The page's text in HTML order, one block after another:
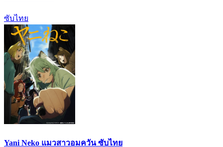
ซับไทย
Yani Neko แมวสาวอมควัน ซับไทย